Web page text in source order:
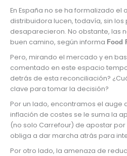
En España no se ha formalizado el
distribuidora lucen, todavía, sin
desaparecieron. No obstante, las
buen camino, según informa Food
Pero, mirando el mercado y en
comentado en este espacio
detrás de esta reconciliación?
clave para tomar la decisión?
Por un lado, encontramos el auge
inflación de costes se le suma la
(no solo Carrefour) de apostar
obliga a dar marcha atrás para
Por otro lado, la amenaza de